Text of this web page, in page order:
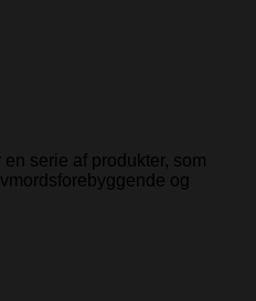
serie af produkter, som
og